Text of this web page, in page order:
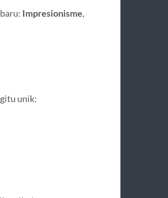
Impresionisme,
unik: